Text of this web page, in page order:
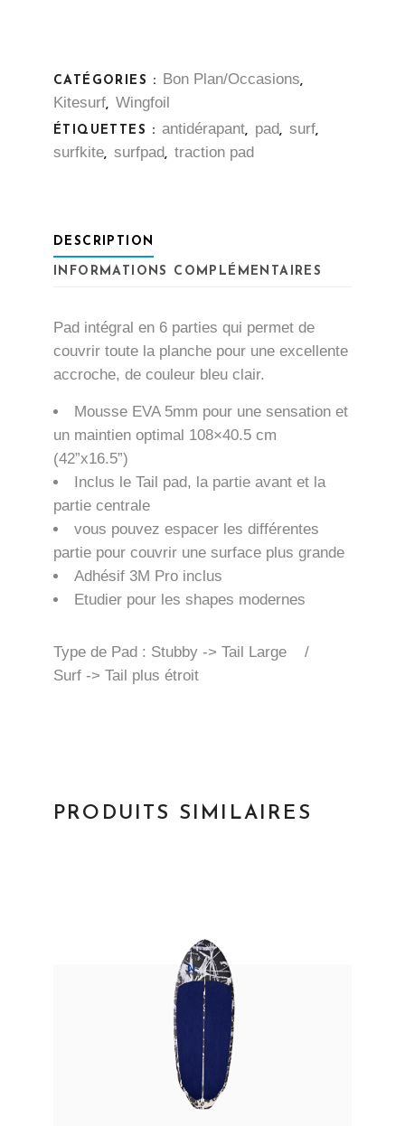
CATÉGORIES : Bon Plan/Occasions,
Kitesurf, Wingfoil
ÉTIQUETTES :antidérapant, pad, surf,
surfkite, surfpad, traction pad
DESCRIPTION
INFORMATIONS COMPLÉMENTAIRES
Pad intégral en 6 parties qui permet de
couvrir toute la planche pour une excellente
accroche, de couleur bleu clair.
Mousse EVA 5mm pour une sensation et
un maintien optimal 108×40.5 cm
(42”x16.5”)
Inclus le Tail pad, la partie avant et la
partie centrale
vous pouvez espacer les différentes
partie pour couvrir une surface plus grande
Adhésif 3M Pro inclus
Etudier pour les shapes modernes
Type de Pad : Stubby -> Tail Large /
Surf -> Tail plus étroit
PRODUITS SIMILAIRES